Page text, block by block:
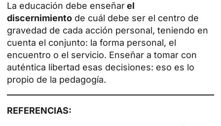
La educación debe enseñarel
discernimiento de cuál debe ser el centro de
gravedad de cada acción personal, teniendo en
cuenta el conjunto: la forma personal, el
encuentro o el servicio. Enseñar a tomar con
auténtica libertad esas decisiones: eso es lo
propio de la pedagogía.
REFERENCIAS: